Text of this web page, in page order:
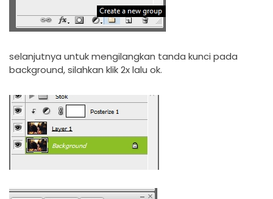
selanjutnya untuk mengilangkan tanda kunci pada
background, silahkan klik 2x lalu ok.